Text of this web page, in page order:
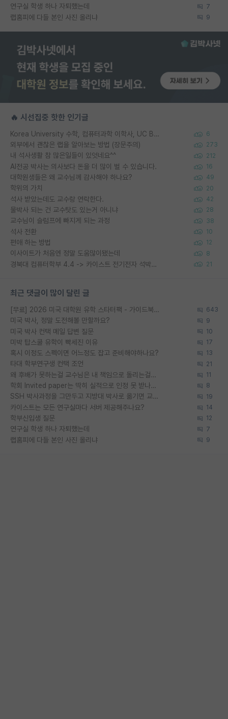
연구실 학생 하나 자퇴했는데 7
랩홈피에 다들 본인 사진 올리냐 9
🔥 시선집중 핫한 인기글
Korea University 수학, 컴퓨터과학 이학사, UC Berkeley 산업공학 대학원 공학박사가 되는 것은 쉽지 않겠죠? 6
외부에서 괜찮은 랩을 알아보는 방법 (장문주의) 273
내 석사생활 참 많은일들이 있엇네요^^ 212
AI전공 박사는 의사보다 돈을 더 많이 벌 수 있습니다. 16
대학원생들은 왜 교수님께 감사해야 하나요? 49
학위의 가치 20
석사 받았는데도 교수랑 연락한다. 42
물박사 되는 건 교수탓도 있는거 아니냐 28
교수님이 슬럼프에 빠지게 되는 과정 38
석사 전환 10
편애 하는 방법 12
이사이트가 처음엔 정말 도움많이됐는데 8
경북대 컴퓨터학부 4.4 -> 카이스트 전기전자 석박사통합과정 합격 21
최근 댓글이 많이 달린 글
[무료] 2026 미국 대학원 유학 스타터팩 - 가이드북 & 합격자 컨택메일 템플릿 643
미국 박사, 정말 도전해볼 만할까요? 9
미국 박사 컨택 메일 답변 질문 10
미박 탑스쿨 유학이 빡세진 이유 17
혹시 이정도 스펙이면 어느정도 잡고 준비해야하나요? 13
타대 학부연구생 컨택 조언 21
왜 후배가 못하는걸 교수님은 내 책임으로 돌리는걸까요? 11
학회 Invited paper는 딱히 실적으로 인정 못 받나요? 8
SSH 박사과정을 그만두고 지방대 박사로 옮기면 교수의 꿈은 끝일까요? 19
카이스트는 모든 연구실마다 서버 제공해주나요? 14
학부신입생 질문 12
연구실 학생 하나 자퇴했는데 7
랩홈피에 다들 본인 사진 올리냐 9